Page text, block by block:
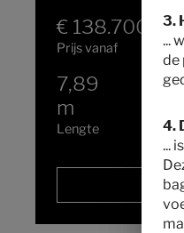
€ 138.700,–
Prijs vanaf
7,89
m
Lengte
3.
...
de
4.
...